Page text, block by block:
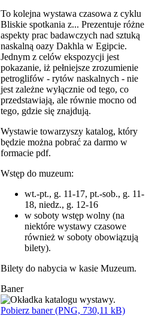
To kolejna wystawa czasowa z cyklu
Bliskie spotkania z... Prezentuje różne
aspekty prac badawczych nad sztuką
naskalną oazy Dakhla w Egipcie.
Jednym z celów ekspozycji jest
pokazanie, iż pełniejsze zrozumienie
petroglifów - rytów naskalnych - nie
jest zależne wyłącznie od tego, co
przedstawiają, ale równie mocno od
tego, gdzie się znajdują.
Wystawie towarzyszy katalog, który
będzie można pobrać za darmo w
formacie pdf.
Wstęp do muzeum:
wt.-pt., g. 11-17, pt.-sob., g. 11-
18, niedz., g. 12-16
w soboty wstęp wolny (na
niektóre wystawy czasowe
również w soboty obowiązują
bilety).
Bilety do nabycia w kasie Muzeum.
Baner
Pobierz baner (PNG, 730,11 kB)